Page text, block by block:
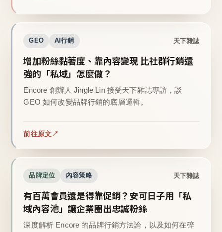
GEO AI行銷 天下雜誌
增加粉絲黏著度、靠內容變現 比社群行銷還
強的「私域」怎麼做？
Encore 創辦人 Jingle Lin 接受天下雜誌專訪，談
GEO 如何改變品牌行銷的底層邏輯。
前往原文
品牌定位 內容策略 天下雜誌
有百萬會員還是得靠促銷？安可日子用「私
域內容池」讓企業圈出忠誠粉絲
深度解析 Encore 的品牌行銷方法論，以及如何在碎